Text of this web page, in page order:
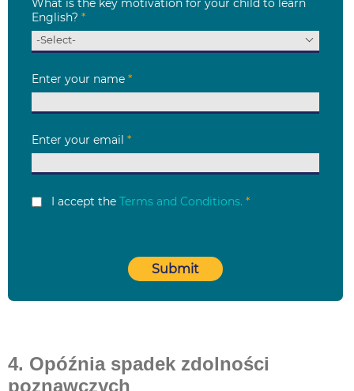
4. Opóźnia spadek zdolności
poznawczych